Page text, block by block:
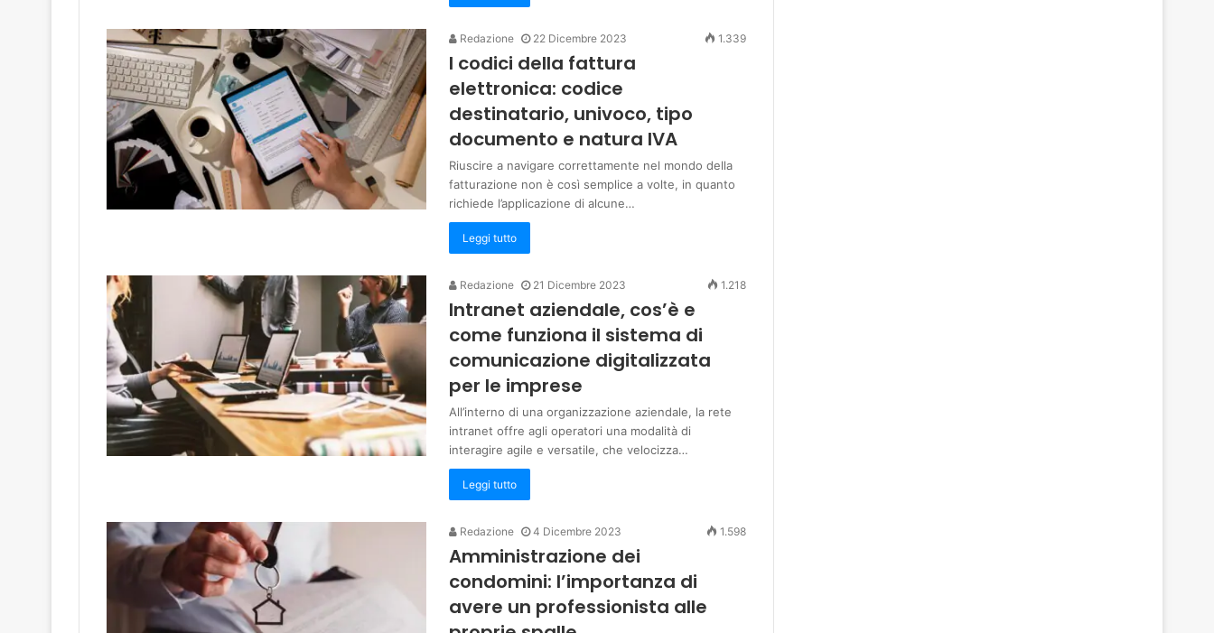
Redazione 22 Dicembre 2023 1.339
I codici della fattura
elettronica: codice
destinatario, univoco, tipo
documento e natura IVA
Riuscire a navigare correttamente nel mondo della
fatturazione non è così semplice a volte, in quanto
richiede l’applicazione di alcune…
Leggi tutto
Redazione 21 Dicembre 2023 1.218
Intranet aziendale, cos’è e
come funziona il sistema di
comunicazione digitalizzata
per le imprese
All’interno di una organizzazione aziendale, la rete
intranet offre agli operatori una modalità di
interagire agile e versatile, che velocizza…
Leggi tutto
Redazione 4 Dicembre 2023 1.598
Amministrazione dei
condomini: l’importanza di
avere un professionista alle